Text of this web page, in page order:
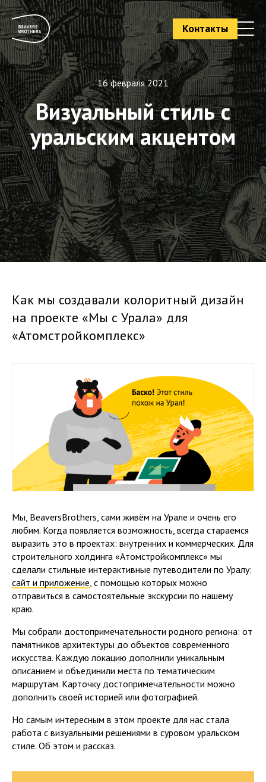
Контакты
16 февраля 2021
Визуальный стиль с
уральским акцентом
Как мы создавали колоритный дизайн
на проекте «Мы с Урала» для
«Атомстройкомплекс»
Мы, BeaversBrothers, сами живём на Урале и очень его
любим. Когда появляется возможность, всегда стараемся
выразить это в проектах: внутренних и коммерческих. Для
строительного холдинга «Атомстройкомплекс» мы
сделали стильные интерактивные путеводители по Уралу:
сайт и приложение, с помощью которых можно
отправиться в самостоятельные экскурсии по нашему
краю.
Мы собрали достопримечательности родного региона: от
памятников архитектуры до объектов современного
искусства. Каждую локацию дополнили уникальным
описанием и объединили места по тематическим
маршрутам. Карточку достопримечательности можно
дополнить своей историей или фотографией.
Но самым интересным в этом проекте для нас стала
работа с визуальными решениями в суровом уральском
стиле. Об этом и рассказ.